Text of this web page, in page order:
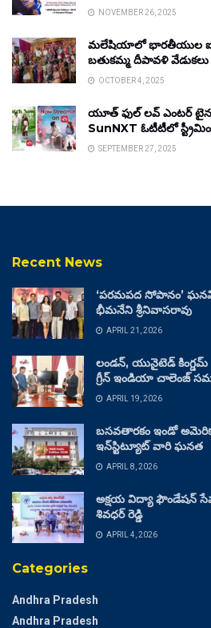
NOVEMBER 26, 2025
మలేషియాలో భారతీయుల
బతుకమ్మ దీపావళి వేడుకలు
OCTOBER 4, 2025
యూత్ ఫుల్ లవ్ ఎంటర్
SunNXT ఓటీటీలో
SEPTEMBER 27, 2025
Recent News
‘పరమపద సోపానం’
భీమనేని శ్రీనివాసరావు
APRIL 21, 2026
లండన్, యునైటెడ్
గ్రీన్ ఇండియా చాలెంజ్
APRIL 19, 2026
బసవతారకం ఇండో
ఇన్‌స్టిట్యూట్ వారి ఘనత
APRIL 8, 2026
అక్షయ విద్యా ఫౌండేషన్
శివధర్ రెడ్డి
APRIL 4, 2026
Categories
Andhra Pradesh
Andhra Pradesh